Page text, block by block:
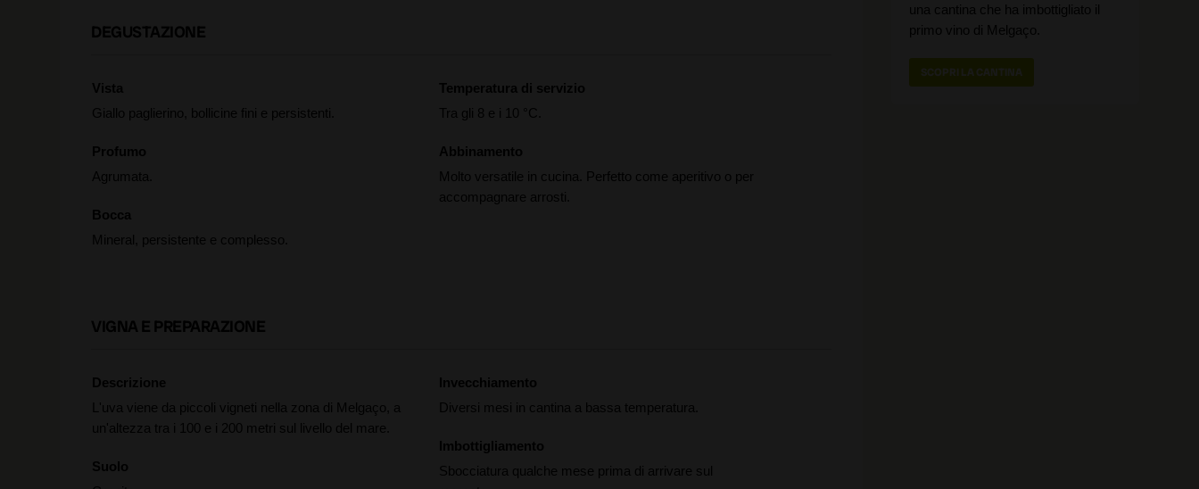
DEGUSTAZIONE
Vista
Giallo paglierino, bollicine fini e persistenti.
Profumo
Agrumata.
Bocca
Mineral, persistente e complesso.
Temperatura di servizio
Tra gli 8 e i 10 °C.
Abbinamento
Molto versatile in cucina. Perfetto come aperitivo o per
accompagnare arrosti.
VIGNA E PREPARAZIONE
Descrizione
L'uva viene da piccoli vigneti nella zona di Melgaço, a
un'altezza tra i 100 e i 200 metri sul livello del mare.
Suolo
Invecchiamento
Diversi mesi in cantina a bassa temperatura.
Imbottigliamento
Sbocciatura qualche mese prima di arrivare sul
una cantina che ha imbottigliato il
primo vino di Melgaço.
SCOPRI LA CANTINA